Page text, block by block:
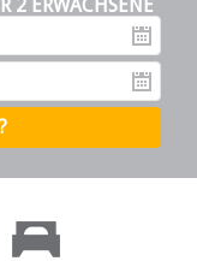
2 ERWACHSENE